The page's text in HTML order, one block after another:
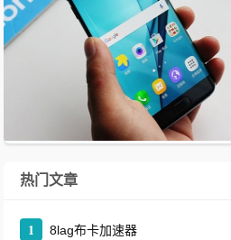
热门文章
1 8lag布卡加速器